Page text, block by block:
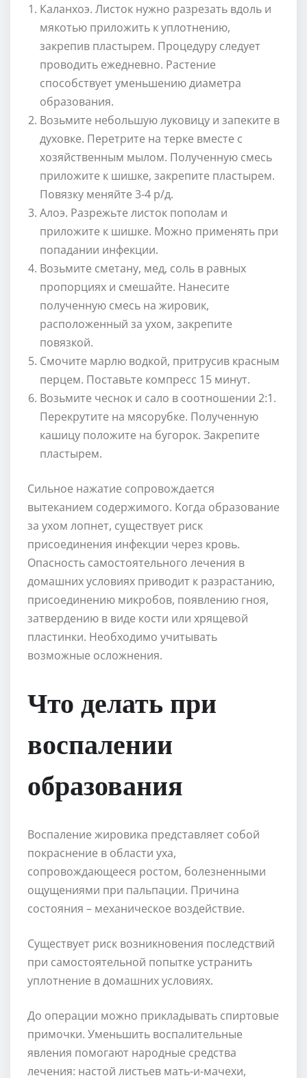
Каланхоэ. Листок нужно разрезать вдоль и
мякотью приложить к уплотнению,
закрепив пластырем. Процедуру следует
проводить ежедневно. Растение
способствует уменьшению диаметра
образования.
Возьмите небольшую луковицу и запеките в
духовке. Перетрите на терке вместе с
хозяйственным мылом. Полученную смесь
приложите к шишке, закрепите пластырем.
Повязку меняйте 3-4 р/д.
Алоэ. Разрежьте листок пополам и
приложите к шишке. Можно применять при
попадании инфекции.
Возьмите сметану, мед, соль в равных
пропорциях и смешайте. Нанесите
полученную смесь на жировик,
расположенный за ухом, закрепите
повязкой.
Смочите марлю водкой, притрусив красным
перцем. Поставьте компресс 15 минут.
Возьмите чеснок и сало в соотношении 2:1.
Перекрутите на мясорубке. Полученную
кашицу положите на бугорок. Закрепите
пластырем.
Сильное нажатие сопровождается
вытеканием содержимого. Когда образование
за ухом лопнет, существует риск
присоединения инфекции через кровь.
Опасность самостоятельного лечения в
домашних условиях приводит к разрастанию,
присоединению микробов, появлению гноя,
затвердению в виде кости или хрящевой
пластинки. Необходимо учитывать
возможные осложнения.
Что делать при
воспалении
образования
Воспаление жировика представляет собой
покраснение в области уха,
сопровождающееся ростом, болезненными
ощущениями при пальпации. Причина
состояния – механическое воздействие.
Существует риск возникновения последствий
при самостоятельной попытке устранить
уплотнение в домашних условиях.
До операции можно прикладывать спиртовые
примочки. Уменьшить воспалительные
явления помогают народные средства
лечения: настой листьев мать-и-мачехи,